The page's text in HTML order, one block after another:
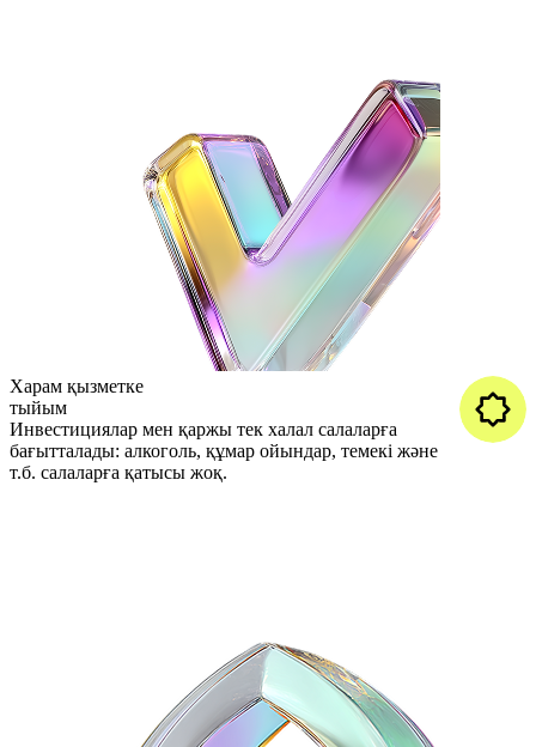
Харам қызметке
тыйым
Инвестициялар мен қаржы тек халал салаларға
бағытталады: алкоголь, құмар ойындар, темекі және
т.б. салаларға қатысы жоқ.